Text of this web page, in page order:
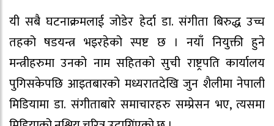
यी सबै घटनाक्रमलाई जोडेर हेर्दा डा. संगीता बिरुद्ध उच्च
तहको षडयन्त्र भइरहेको स्पष्ट छ । नयाँ नियुक्ती हुने
मन्त्रीहरुमा उनको नाम सहितको सुची राष्ट्रपति कार्यालय
पुगिसकेपछि आइतबारको मध्यरातदेखि जुन शैलीमा नेपाली
मिडियामा डा. संगीताबारे समाचारहरु सम्प्रेसन भए, त्यसमा